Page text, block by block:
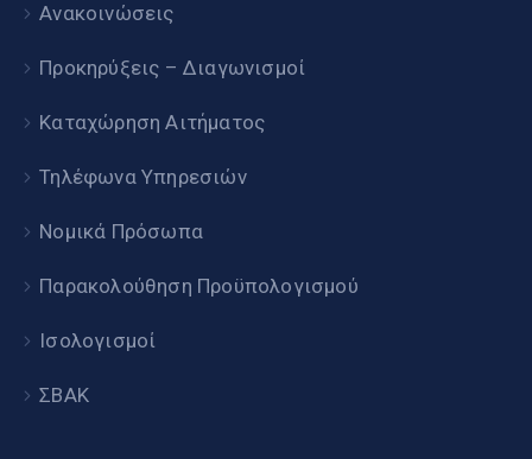
Ανακοινώσεις
Προκηρύξεις – Διαγωνισμοί
Καταχώρηση Αιτήματος
Τηλέφωνα Υπηρεσιών
Νομικά Πρόσωπα
Παρακολούθηση Προϋπολογισμού
Ισολογισμοί
ΣΒΑΚ